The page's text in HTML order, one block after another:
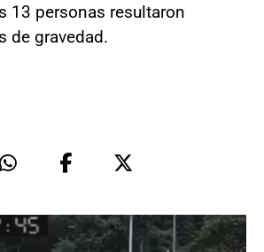
13 personas resultaron
de gravedad.